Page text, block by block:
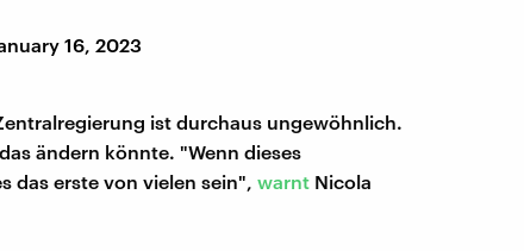
16, 2023
ist durchaus ungewöhnlich.
ändern könnte. "Wenn dieses
das erste von vielen sein", warnt Nicola